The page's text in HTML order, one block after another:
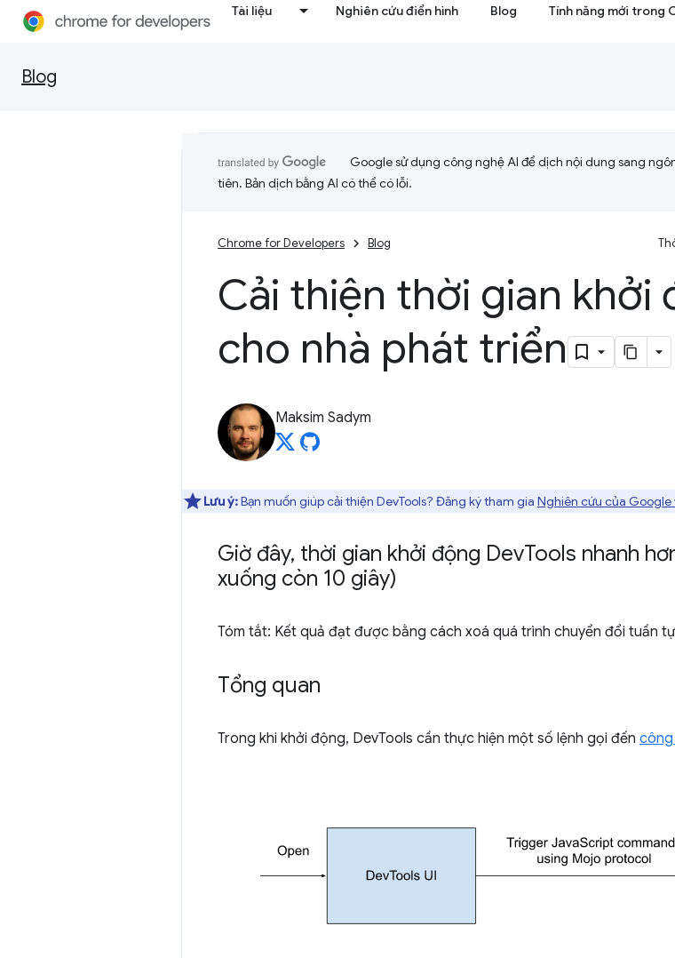
Tài liệu Nghiên cứu điển hình Blog Tính năng mới trong
Blog
Google sử dụng công nghệ AI để dịch nội dung sang
tiên. Bản dịch bằng AI có thể có lỗi.
Chrome for Developers Blog
Cải thiện thời gian khởi
cho nhà phát triển
Maksim Sadym
Lưu ý:Bạn muốn giúp cải thiện DevTools? Đăng ký tham gia Nghiên cứu của Google
Giờ đây, thời gian khởi động DevTools nhanh
xuống còn 10 giây)
Tóm tắt: Kết quả đạt được bằng cách xoá quá trình chuyển đổi tuần
Tổng quan
Trong khi khởi động, DevTools cần thực hiện một số lệnh gọi đến công